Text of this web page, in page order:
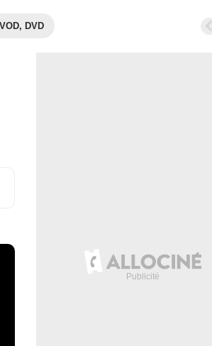
VOD, DVD